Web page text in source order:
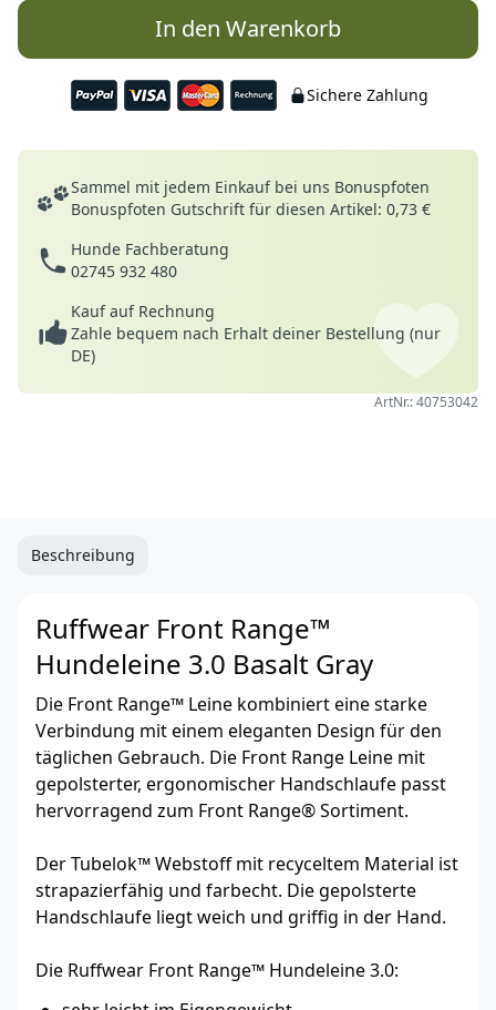
In den Warenkorb
Sichere Zahlung
Deine Vorteile
Sammel mit jedem Einkauf bei uns Bonuspfoten
Bonuspfoten Gutschrift für diesen Artikel: 0,73 €
Hunde Fachberatung
02745 932 480
Kauf auf Rechnung
Zahle bequem nach Erhalt deiner Bestellung (nur
DE)
ArtNr.: 40753042
Beschreibung
Ruffwear Front Range™
Hundeleine 3.0 Basalt Gray
Die Front Range™ Leine kombiniert eine starke
Verbindung mit einem eleganten Design für den
täglichen Gebrauch. Die Front Range Leine mit
gepolsterter, ergonomischer Handschlaufe passt
hervorragend zum Front Range® Sortiment.
Der Tubelok™ Webstoff mit recyceltem Material ist
strapazierfähig und farbecht. Die gepolsterte
Handschlaufe liegt weich und griffig in der Hand.
Die Ruffwear Front Range™ Hundeleine 3.0: